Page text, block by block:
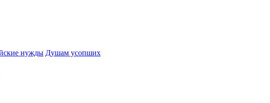
нужды Душам усопших